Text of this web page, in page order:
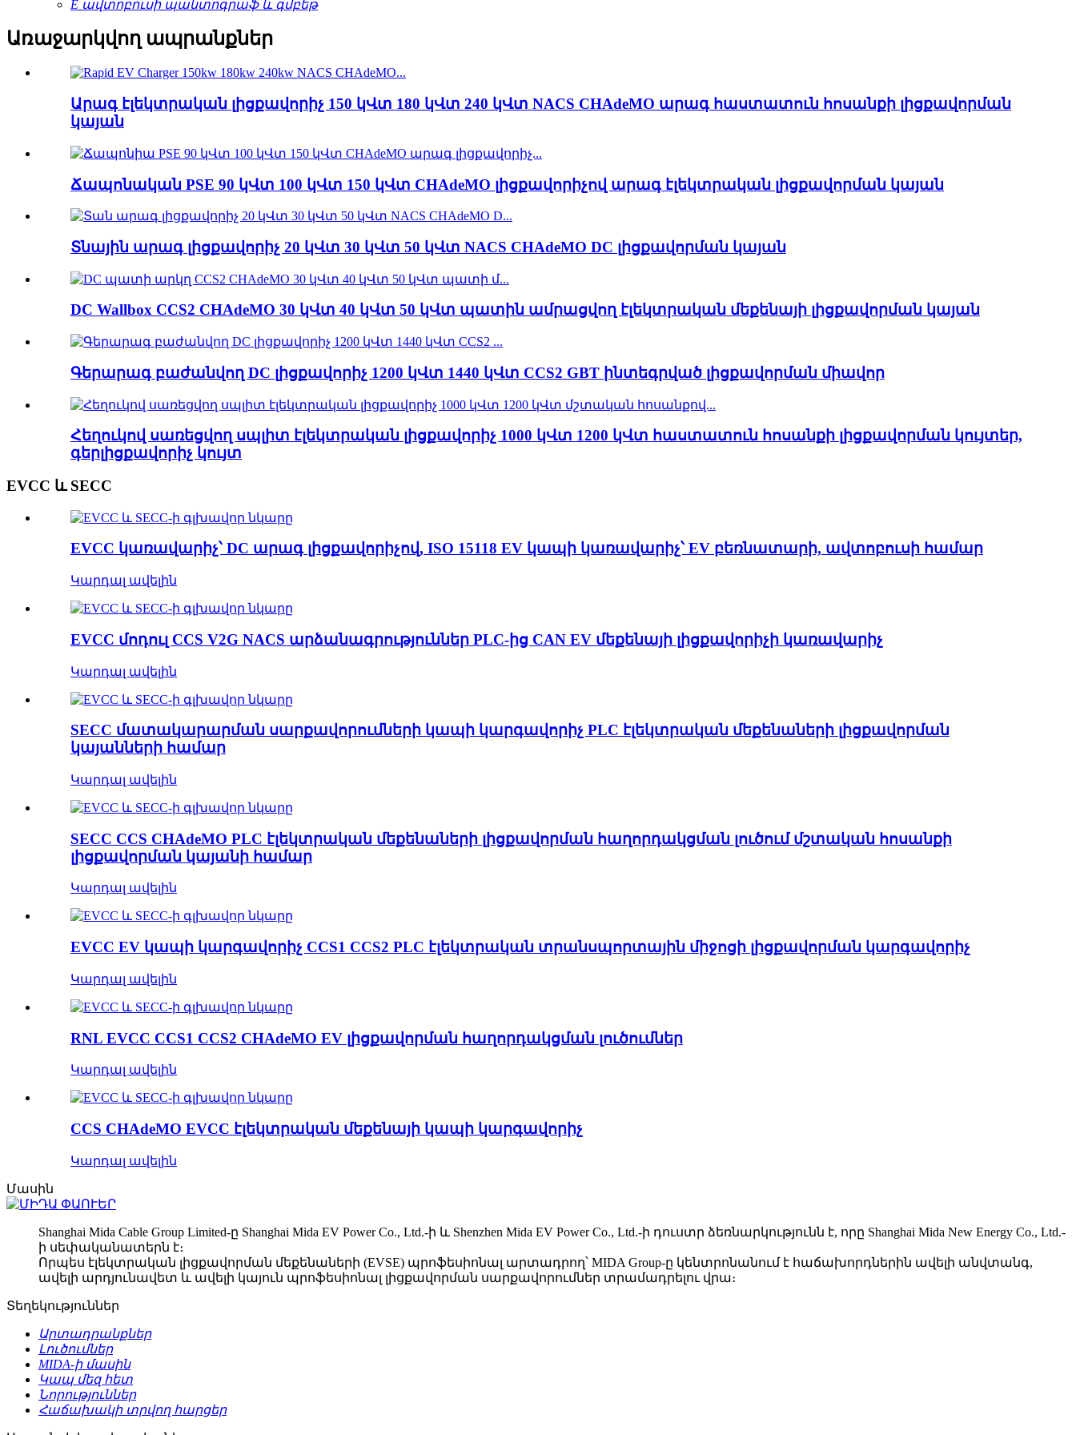
E ավտոբուսի պանտոգրաֆ և գմբեթ
Առաջարկվող ապրանքներ
Արագ էլեկտրական լիցքավորիչ 150 կՎտ 180 կՎտ 240 կՎտ NACS CHAdeMO արագ հաստատուն հոսանքի լիցքավորման
կայան
Ճապոնական PSE 90 կՎտ 100 կՎտ 150 կՎտ CHAdeMO լիցքավորիչով արագ էլեկտրական լիցքավորման կայան
Տնային արագ լիցքավորիչ 20 կՎտ 30 կՎտ 50 կՎտ NACS CHAdeMO DC լիցքավորման կայան
DC Wallbox CCS2 CHAdeMO 30 կՎտ 40 կՎտ 50 կՎտ պատին ամրացվող էլեկտրական մեքենայի լիցքավորման կայան
Գերարագ բաժանվող DC լիցքավորիչ 1200 կՎտ 1440 կՎտ CCS2 GBT ինտեգրված լիցքավորման միավոր
Հեղուկով սառեցվող սպլիտ էլեկտրական լիցքավորիչ 1000 կՎտ 1200 կՎտ հաստատուն հոսանքի լիցքավորման կույտեր,
գերլիցքավորիչ կույտ
EVCC և SECC
EVCC կառավարիչ՝ DC արագ լիցքավորիչով, ISO 15118 EV կապի կառավարիչ՝ EV բեռնատարի, ավտոբուսի համար
Կարդալ ավելին
EVCC մոդուլ CCS V2G NACS արձանագրություններ PLC-ից CAN EV մեքենայի լիցքավորիչի կառավարիչ
Կարդալ ավելին
SECC մատակարարման սարքավորումների կապի կարգավորիչ PLC էլեկտրական մեքենաների լիցքավորման
կայանների համար
Կարդալ ավելին
SECC CCS CHAdeMO PLC էլեկտրական մեքենաների լիցքավորման հաղորդակցման լուծում մշտական ​​հոսանքի
լիցքավորման կայանի համար
Կարդալ ավելին
EVCC EV կապի կարգավորիչ CCS1 CCS2 PLC էլեկտրական տրանսպորտային միջոցի լիցքավորման կարգավորիչ
Կարդալ ավելին
RNL EVCC CCS1 CCS2 CHAdeMO EV լիցքավորման հաղորդակցման լուծումներ
Կարդալ ավելին
CCS CHAdeMO EVCC էլեկտրական մեքենայի կապի կարգավորիչ
Կարդալ ավելին
Մասին
Shanghai Mida Cable Group Limited-ը Shanghai Mida EV Power Co., Ltd.-ի և Shenzhen Mida EV Power Co., Ltd.-ի դուստր ձեռնարկությունն է, որը Shanghai Mida New Energy Co., Ltd.-
ի սեփականատերն է։
Որպես էլեկտրական լիցքավորման մեքենաների (EVSE) պրոֆեսիոնալ արտադրող՝ MIDA Group-ը կենտրոնանում է հաճախորդներին ավելի անվտանգ,
ավելի արդյունավետ և ավելի կայուն պրոֆեսիոնալ լիցքավորման սարքավորումներ տրամադրելու վրա։
Տեղեկություններ
Արտադրանքներ
Լուծումներ
MIDA-ի մասին
Կապ մեզ հետ
Նորություններ
Հաճախակի տրվող հարցեր